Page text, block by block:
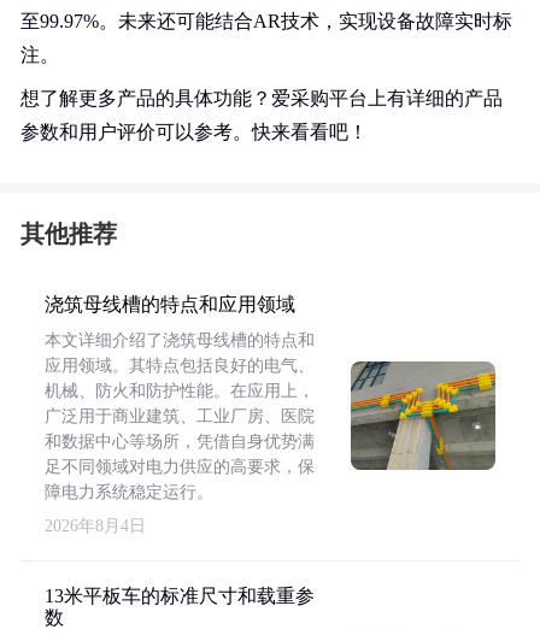
至99.97%。未来还可能结合AR技术，实现设备故障实时标
注。
想了解更多产品的具体功能？爱采购平台上有详细的产品
参数和用户评价可以参考。快来看看吧！
其他推荐
浇筑母线槽的特点和应用领域
本文详细介绍了浇筑母线槽的特点和
应用领域。其特点包括良好的电气、
机械、防火和防护性能。在应用上，
广泛用于商业建筑、工业厂房、医院
和数据中心等场所，凭借自身优势满
足不同领域对电力供应的高要求，保
障电力系统稳定运行。
2026年8月4日
13米平板车的标准尺寸和载重参
数